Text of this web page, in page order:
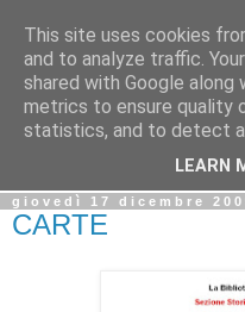
Biblio@rti in
Il Blog della Biblioteca di
informazioni iniziative
giovedì 17 dicembre
CARTE
This site uses cookies
and to analyze traffic.
shared with Google
metrics to ensure quality
statistics, and to detect
LEARN